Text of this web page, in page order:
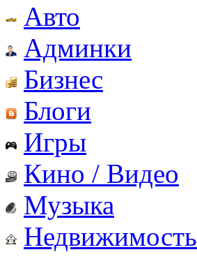
Авто
Админки
Бизнес
Блоги
Игры
Кино / Видео
Музыка
Недвижимость